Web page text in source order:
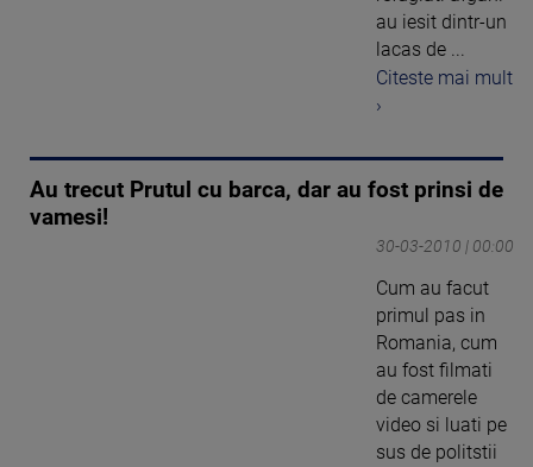
au iesit dintr-un
lacas de ...
Citeste mai mult
›
Au trecut Prutul cu barca, dar au fost prinsi de
vamesi!
30-03-2010 | 00:00
Cum au facut
primul pas in
Romania, cum
au fost filmati
de camerele
video si luati pe
sus de politstii